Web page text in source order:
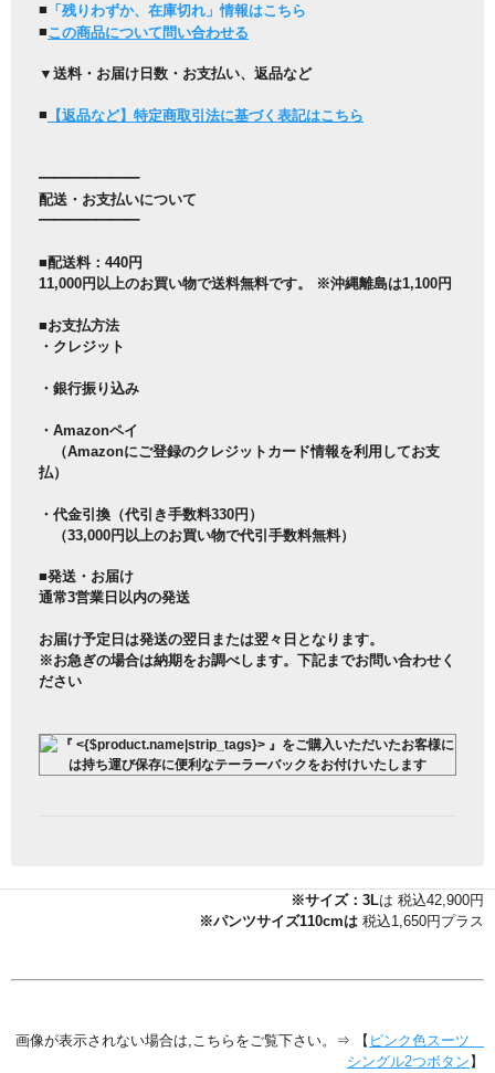
■ 「残りわずか、在庫切れ」情報はこちら
■この商品について問い合わせる
▼送料・お届け日数・お支払い、返品など
■ 【返品など】特定商取引法に基づく表記はこちら
━━━━━━━
配送・お支払いについて
━━━━━━━
■配送料：440円
11,000円以上のお買い物で送料無料です。 ※沖縄離島は1,100円
■お支払方法
・クレジット
・銀行振り込み
・Amazonペイ
（Amazonにご登録のクレジットカード情報を利用してお支
払）
・代金引換（代引き手数料330円）
（33,000円以上のお買い物で代引手数料無料）
■発送・お届け
通常3営業日以内の発送
お届け予定日は発送の翌日または翌々日となります。
※お急ぎの場合は納期をお調べします。下記までお問い合わせく
ださい
※サイズ：3Lは 税込42,900円
※パンツサイズ110cmは 税込1,650円プラス
画像が表示されない場合は,こちらをご覧下さい。⇒ 【 ピンク色スーツ
シングル2つボタン】